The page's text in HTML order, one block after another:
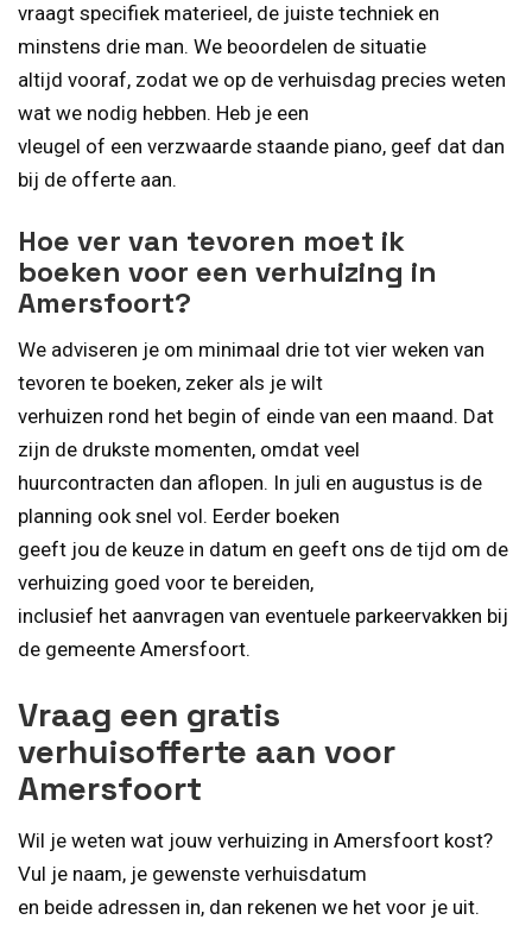
vraagt specifiek materieel, de juiste techniek en
minstens drie man. We beoordelen de situatie
altijd vooraf, zodat we op de verhuisdag precies weten
wat we nodig hebben. Heb je een
vleugel of een verzwaarde staande piano, geef dat dan
bij de offerte aan.
Hoe ver van tevoren moet ik
boeken voor een verhuizing in
Amersfoort?
We adviseren je om minimaal drie tot vier weken van
tevoren te boeken, zeker als je wilt
verhuizen rond het begin of einde van een maand. Dat
zijn de drukste momenten, omdat veel
huurcontracten dan aflopen. In juli en augustus is de
planning ook snel vol. Eerder boeken
geeft jou de keuze in datum en geeft ons de tijd om de
verhuizing goed voor te bereiden,
inclusief het aanvragen van eventuele parkeervakken bij
de gemeente Amersfoort.
Vraag een gratis
verhuisofferte aan voor
Amersfoort
Wil je weten wat jouw verhuizing in Amersfoort kost?
Vul je naam, je gewenste verhuisdatum
en beide adressen in, dan rekenen we het voor je uit.